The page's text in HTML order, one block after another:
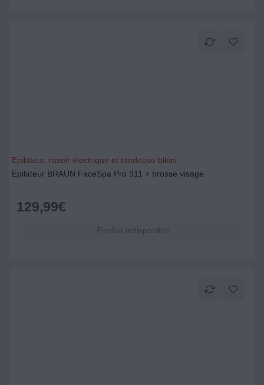
Epilateur, rasoir électrique et tondeuse bikini
Epilateur BRAUN FaceSpa Pro 911 + brosse visage
129,99€
Produit indisponible